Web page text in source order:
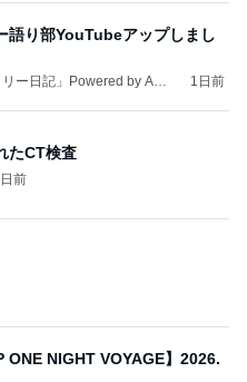
語り部YouTubeアップしまし
ー日記」Powered by Ame
1日前
たCT検査
前
ONE NIGHT VOYAGE】2026.